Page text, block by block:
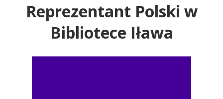
Reprezentant Polski w
Bibliotece Iława